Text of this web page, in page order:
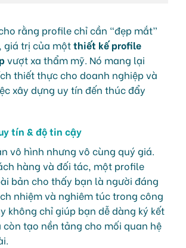
rằng profile chỉ cần “đẹp mắt”
giá trị của mộtthiết kế profile
vượt xa thẩm mỹ. Nó mang lại
thiết thực cho doanh nghiệp và
xây dựng uy tín đến thúc đẩy
tín & độ tin cậy
vô hình nhưng vô cùng quý giá.
hàng và đối tác, một profile
bản cho thấy bạn là người đáng
nhiệm và nghiêm túc trong công
không chỉ giúp bạn dễ dàng ký kết
còn tạo nền tảng cho mối quan hệ